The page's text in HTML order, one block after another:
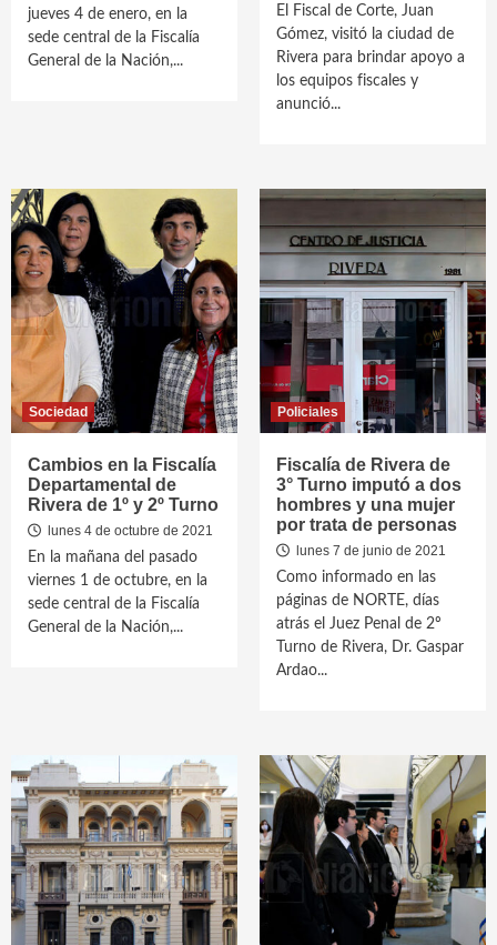
jueves 4 de enero, en la
sede central de la Fiscalía
General de la Nación,...
El Fiscal de Corte, Juan
Gómez, visitó la ciudad de
Rivera para brindar apoyo a
los equipos fiscales y
anunció...
Sociedad
Cambios en la Fiscalía
Departamental de
Rivera de 1º y 2º Turno
lunes 4 de octubre de 2021
En la mañana del pasado
viernes 1 de octubre, en la
sede central de la Fiscalía
General de la Nación,...
Policiales
Fiscalía de Rivera de
3° Turno imputó a dos
hombres y una mujer
por trata de personas
lunes 7 de junio de 2021
Como informado en las
páginas de NORTE, días
atrás el Juez Penal de 2º
Turno de Rivera, Dr. Gaspar
Ardao...